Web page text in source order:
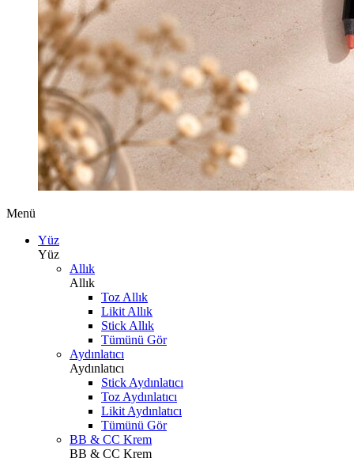
Menü
Yüz
Yüz
Allık
Allık
Toz Allık
Likit Allık
Stick Allık
Tümünü Gör
Aydınlatıcı
Aydınlatıcı
Stick Aydınlatıcı
Toz Aydınlatıcı
Likit Aydınlatıcı
Tümünü Gör
BB & CC Krem
BB & CC Krem